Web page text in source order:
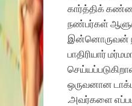
கார்த்திக்
நண்பர்கள்
இன்னொருவன்
பாதிரியார்
ஒருவனான
.அவர்களை